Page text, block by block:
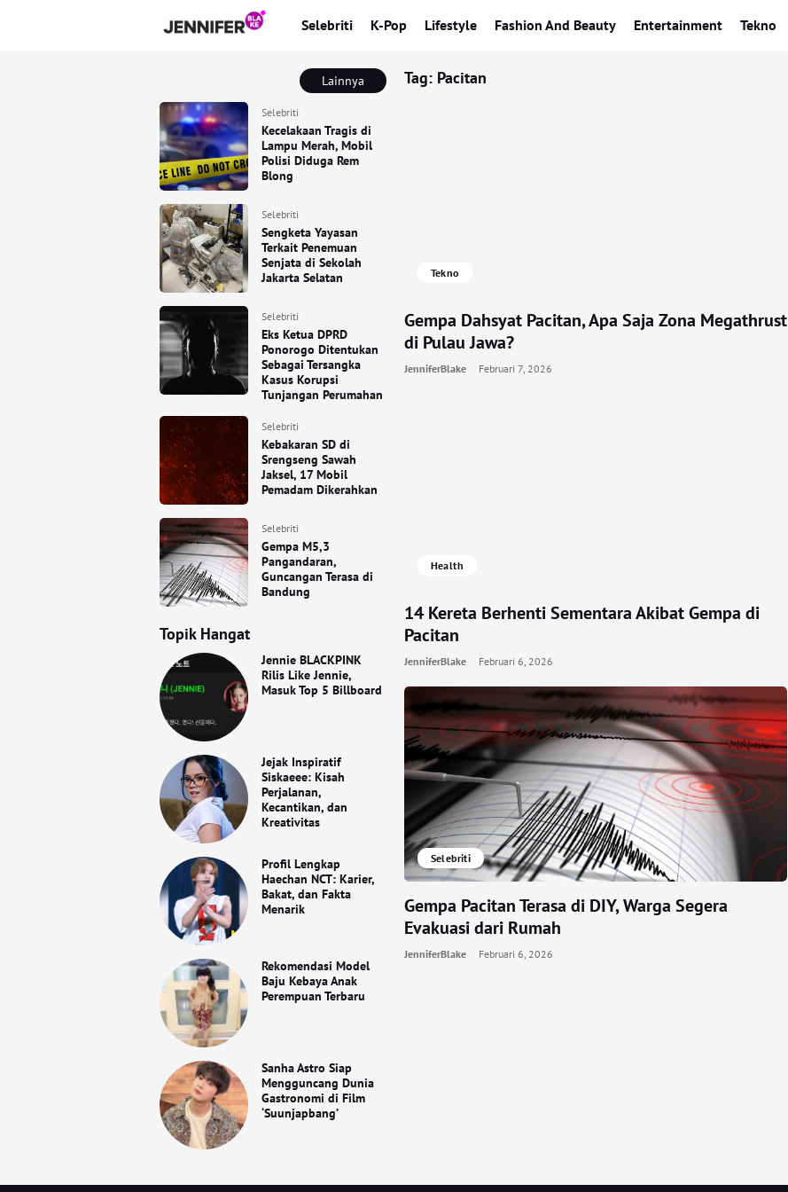
Selebriti K-Pop Lifestyle Fashion And Beauty Entertainment Tekno
Lainnya
Selebriti
Kecelakaan Tragis di
Lampu Merah, Mobil
Polisi Diduga Rem
Blong
Selebriti
Sengketa Yayasan
Terkait Penemuan
Senjata di Sekolah
Jakarta Selatan
Selebriti
Eks Ketua DPRD
Ponorogo Ditentukan
Sebagai Tersangka
Kasus Korupsi
Tunjangan Perumahan
Selebriti
Kebakaran SD di
Srengseng Sawah
Jaksel, 17 Mobil
Pemadam Dikerahkan
Selebriti
Gempa M5,3
Pangandaran,
Guncangan Terasa di
Bandung
Topik Hangat
Jennie BLACKPINK
Rilis Like Jennie,
Masuk Top 5 Billboard
Jejak Inspiratif
Siskaeee: Kisah
Perjalanan,
Kecantikan, dan
Kreativitas
Profil Lengkap
Haechan NCT: Karier,
Bakat, dan Fakta
Menarik
Rekomendasi Model
Baju Kebaya Anak
Perempuan Terbaru
Sanha Astro Siap
Mengguncang Dunia
Gastronomi di Film
‘Suunjapbang’
Tag: Pacitan
Tekno
Gempa Dahsyat Pacitan, Apa Saja Zona Megathrust
di Pulau Jawa?
JenniferBlake Februari 7, 2026
Health
14 Kereta Berhenti Sementara Akibat Gempa di
Pacitan
JenniferBlake Februari 6, 2026
Selebriti
Gempa Pacitan Terasa di DIY, Warga Segera
Evakuasi dari Rumah
JenniferBlake Februari 6, 2026